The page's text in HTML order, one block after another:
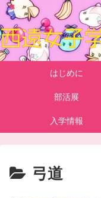
はじめに
部活展
入学情報
弓道